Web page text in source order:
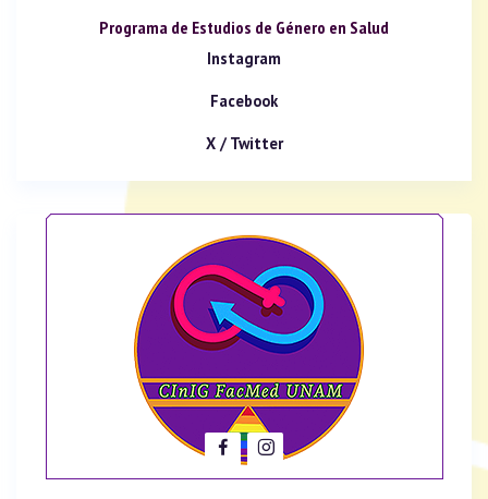
Programa de Estudios de Género en Salud
Instagram
Facebook
X / Twitter